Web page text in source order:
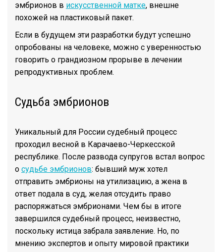
эмбрионов в искусственной матке, внешне
похожей на пластиковый пакет.
Если в будущем эти разработки будут успешно
опробованы на человеке, можно с уверенностью
говорить о грандиозном прорыве в лечении
репродуктивных проблем.
Судьба эмбрионов
Уникальный для России судебный процесс
проходил весной в Карачаево-Черкесской
республике. После развода супругов встал вопрос
о судьбе эмбрионов: бывший муж хотел
отправить эмбрионы на утилизацию, а жена в
ответ подала в суд, желая отсудить право
распоряжаться эмбрионами. Чем бы в итоге
завершился судебный процесс, неизвестно,
поскольку истица забрала заявление. Но, по
мнению экспертов и опыту мировой практики